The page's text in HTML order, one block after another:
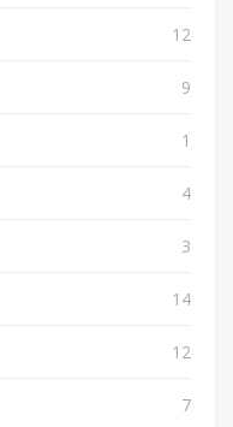
12
9
1
4
3
14
12
7